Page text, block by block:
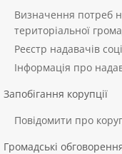
Визначення потреб
територіальної
Реєстр надавачів
Інформація про
Запобігання корупції
Повідомити про
Громадські